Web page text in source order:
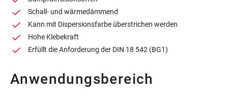
Schall- und wärmedämmend
Kann mit Dispersionsfarbe überstrichen werden
Hohe Klebekraft
Erfüllt die Anforderung der DIN 18 542 (BG1)
Anwendungsbereich